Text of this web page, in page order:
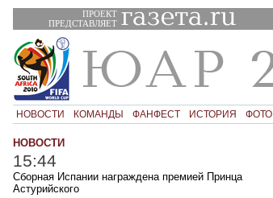
ПРОЕКТ
ПРЕДСТАВЛЯЕТ
НОВОСТИ КОМАНДЫ ФАНФЕСТ ИСТОРИЯ ФОТО
НОВОСТИ
15:44
Сборная Испании награждена премией Принца
Астурийского